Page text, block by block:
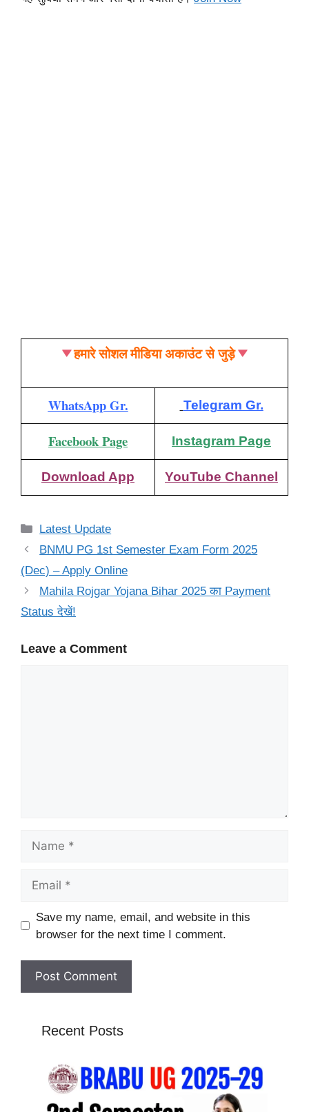
हमारे सोशल मीडिया अकाउंट से जुड़े
WhatsApp Gr. Telegram Gr.
Facebook Page Instagram Page
Download App YouTube Channel
Categories
Latest Update
BNMU PG 1st Semester Exam Form 2025
(Dec) – Apply Online
Mahila Rojgar Yojana Bihar 2025 का Payment
Status देखें!
Leave a Comment
Website
Save my name, email, and website in this
browser for the next time I comment.
Recent Posts